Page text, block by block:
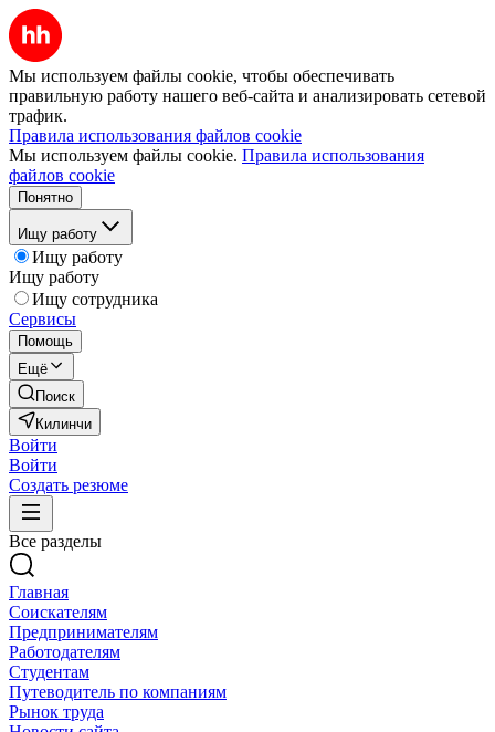
Мы используем файлы cookie, чтобы обеспечивать
правильную работу нашего веб-сайта и анализировать сетевой
трафик.
Правила использования файлов cookie
Мы используем файлы cookie. Правила использования
файлов cookie
Понятно
Ищу работу
Ищу работу
Ищу работу
Ищу сотрудника
Сервисы
Помощь
Ещё
Поиск
Килинчи
Войти
Войти
Создать резюме
Все разделы
Главная
Соискателям
Предпринимателям
Работодателям
Студентам
Путеводитель по компаниям
Рынок труда